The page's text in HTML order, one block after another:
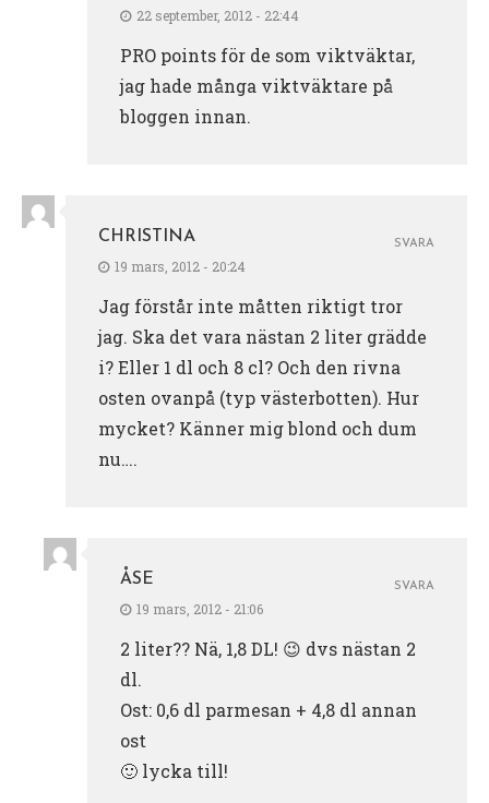
22 september, 2012 - 22:44
PRO points för de som viktväktar,
jag hade många viktväktare på
bloggen innan.
CHRISTINA
19 mars, 2012 - 20:24
Jag förstår inte måtten riktigt tror
jag. Ska det vara nästan 2 liter grädde
i? Eller 1 dl och 8 cl? Och den rivna
osten ovanpå (typ västerbotten). Hur
mycket? Känner mig blond och dum
nu….
SVARA
ÅSE
19 mars, 2012 - 21:06
2 liter?? Nä, 1,8 DL! 😉 dvs nästan 2
dl.
Ost: 0,6 dl parmesan + 4,8 dl annan
ost
🙂 lycka till!
SVARA